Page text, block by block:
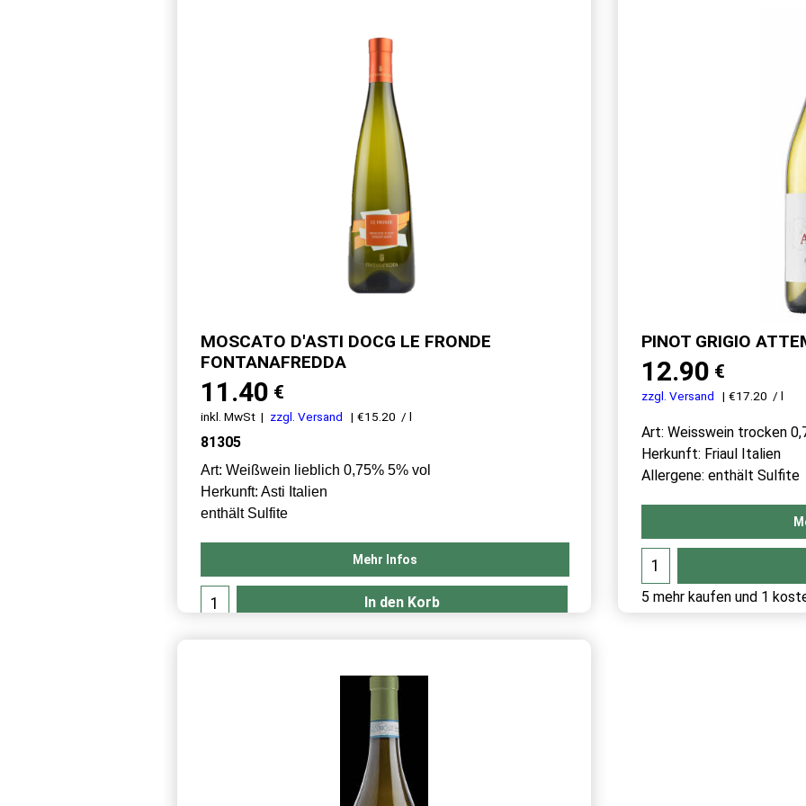
MOSCATO D'ASTI DOCG LE FRONDE
FONTANAFREDDA
€
11.40
inkl. MwSt zzgl. Versand
81305
Art: Weißwein lieblich 0,75% 5% vol
enthält Sulfite
Mehr Infos
In den Korb
PINOT GRIGIO
€
12.90
zzgl. Versand €17.20/ l
Art: Weisswein trocken
Herkunft: Friaul Italien
Allergene: enthält Sulfite